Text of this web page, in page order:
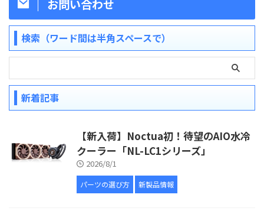
お問い合わせ
検索（ワード間は半角スペースで）
新着記事
【新入荷】Noctua初！待望のAIO水冷
クーラー「NL-LC1シリーズ」
2026/8/1
パーツの選び方 新製品情報